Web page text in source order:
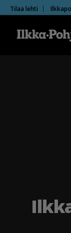
Tilaa lehti